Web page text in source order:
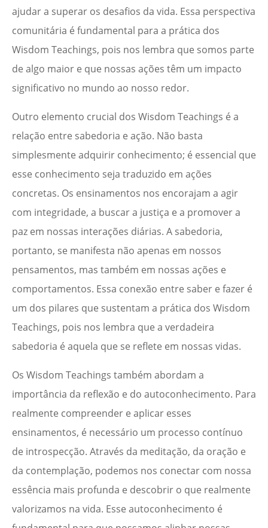
ajudar a superar os desafios da vida. Essa perspectiva
comunitária é fundamental para a prática dos
Wisdom Teachings, pois nos lembra que somos parte
de algo maior e que nossas ações têm um impacto
significativo no mundo ao nosso redor.
Outro elemento crucial dos Wisdom Teachings é a
relação entre sabedoria e ação. Não basta
simplesmente adquirir conhecimento; é essencial que
esse conhecimento seja traduzido em ações
concretas. Os ensinamentos nos encorajam a agir
com integridade, a buscar a justiça e a promover a
paz em nossas interações diárias. A sabedoria,
portanto, se manifesta não apenas em nossos
pensamentos, mas também em nossas ações e
comportamentos. Essa conexão entre saber e fazer é
um dos pilares que sustentam a prática dos Wisdom
Teachings, pois nos lembra que a verdadeira
sabedoria é aquela que se reflete em nossas vidas.
Os Wisdom Teachings também abordam a
importância da reflexão e do autoconhecimento. Para
realmente compreender e aplicar esses
ensinamentos, é necessário um processo contínuo
de introspecção. Através da meditação, da oração e
da contemplação, podemos nos conectar com nossa
essência mais profunda e descobrir o que realmente
valorizamos na vida. Esse autoconhecimento é